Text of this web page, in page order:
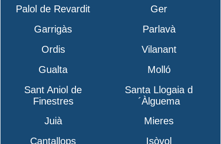
Palol de Revardit
Ger
Garrigàs
Parlavà
Ordis
Vilanant
Gualta
Molló
Sant Aniol de
Finestres
Santa Llogaia d
´Àlguema
Juià
Mieres
Cantallops
Isòvol